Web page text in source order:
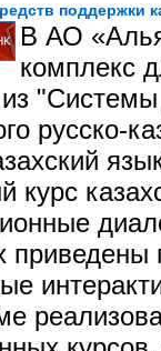
поддержки
В АО
комплекс
из
русско-
курс
приведены